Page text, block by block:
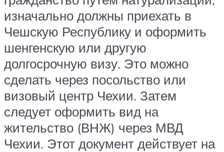
изначально должны приехать в
Чешскую Республику и оформить
шенгенскую или другую
долгосрочную визу. Это можно
сделать через посольство или
визовый центр Чехии. Затем
следует оформить вид на
жительство (ВНЖ) через МВД
Чехии. Этот документ действует на